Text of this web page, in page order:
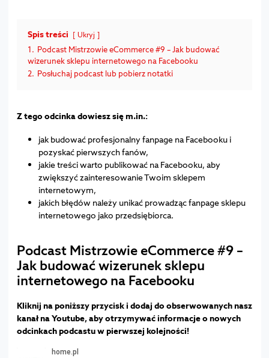
Spis treści Ukryj
1. Podcast Mistrzowie eCommerce #9 – Jak budować
wizerunek sklepu internetowego na Facebooku
2. Posłuchaj podcast lub pobierz notatki
Z tego odcinka dowiesz się m.in.:
jak budować profesjonalny fanpage na Facebooku i
pozyskać pierwszych fanów,
jakie treści warto publikować na Facebooku, aby
zwiększyć zainteresowanie Twoim sklepem
internetowym,
jakich błędów należy unikać prowadząc fanpage sklepu
internetowego jako przedsiębiorca.
Podcast Mistrzowie eCommerce #9 –
Jak budować wizerunek sklepu
internetowego na Facebooku
Kliknij na poniższy przycisk i dodaj do obserwowanych nasz
kanał na Youtube, aby otrzymywać informacje o nowych
odcinkach podcastu w pierwszej kolejności!